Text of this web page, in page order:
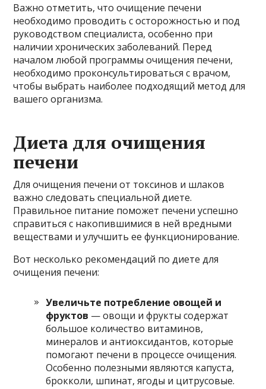
Важно отметить, что очищение печени
необходимо проводить с осторожностью и под
руководством специалиста, особенно при
наличии хронических заболеваний. Перед
началом любой программы очищения печени,
необходимо проконсультироваться с врачом,
чтобы выбрать наиболее подходящий метод для
вашего организма.
Диета для очищения
печени
Для очищения печени от токсинов и шлаков
важно следовать специальной диете.
Правильное питание поможет печени успешно
справиться с накопившимися в ней вредными
веществами и улучшить ее функционирование.
Вот несколько рекомендаций по диете для
очищения печени:
Увеличьте потребление овощей и
фруктов — овощи и фрукты содержат
большое количество витаминов,
минералов и антиоксидантов, которые
помогают печени в процессе очищения.
Особенно полезными являются капуста,
брокколи, шпинат, ягоды и цитрусовые.